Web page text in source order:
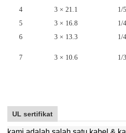
4
3 × 21.1 1/
5
3 × 16.8 1/
6
3 × 13.3 1/
7 3 × 10.6 1/
UL sertifikat